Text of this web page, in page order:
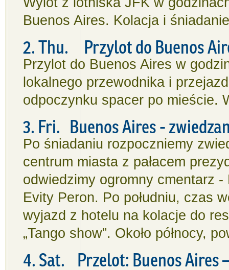
Buenos Aires. Kolacja i
2. Thu. Przylot do Buenos
Przylot do Buenos Aires w
lokalnego przewodnika i
odpoczynku spacer po mieście.
3. Fri. Buenos Aires -
Po śniadaniu rozpoczniemy
centrum miasta z pałacem
odwiedzimy ogromny cmentarz
Evity Peron. Po południu, czas
wyjazd z hotelu na kolacje do
„Tango show”. Około północy,
4. Sat. Przelot: Buenos Aires